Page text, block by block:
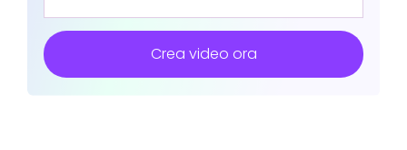
Crea video ora